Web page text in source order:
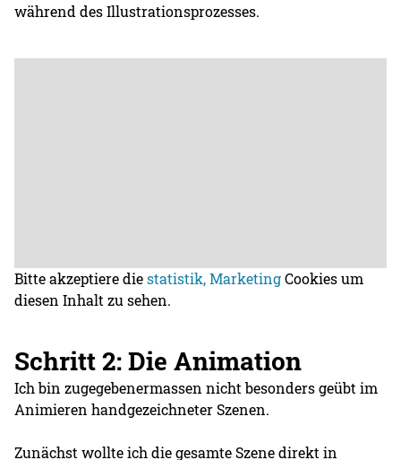
während des Illustrationsprozesses.
Bitte akzeptiere diestatistik, MarketingCookies um
diesen Inhalt zu sehen.
Schritt 2: Die Animation
Ich bin zugegebenermassen nicht besonders geübt im
Animieren handgezeichneter Szenen.
Zunächst wollte ich die gesamte Szene direkt in